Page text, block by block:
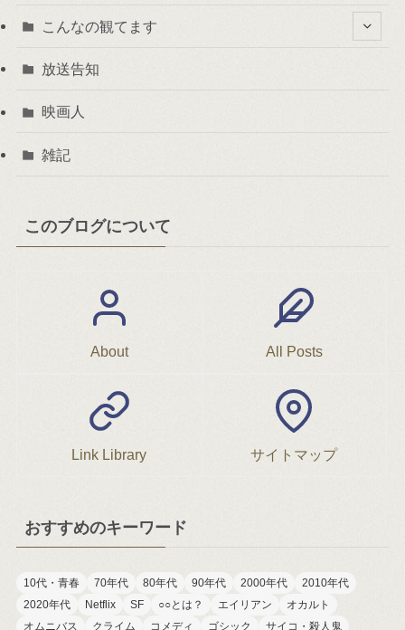
こんなの観てます
放送告知
映画人
雑記
このブログについて
About All Posts
Link Library サイトマップ
おすすめのキーワード
10代・青春 70年代 80年代 90年代 2000年代
2010年代
2020年代
Netflix SF ○○とは？ エイリアン
オカルト
オムニバス
クライム コメディ ゴシック サイコ・殺人鬼